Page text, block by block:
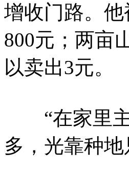
增收门路。
800元；两亩
以卖出3元。
“在家里主
多，光靠种